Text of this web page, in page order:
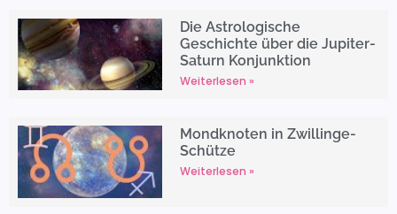
Die Astrologische
Geschichte über die Jupiter-
Saturn Konjunktion
Weiterlesen »
Mondknoten in Zwillinge-
Schütze
Weiterlesen »